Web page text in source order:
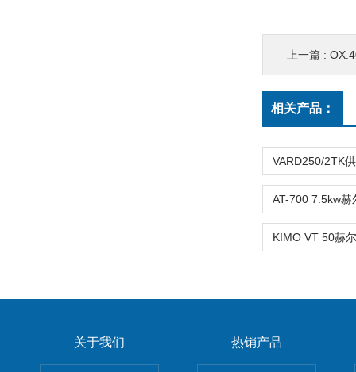
上一篇 :
相关产品：
关于我们 热销产品